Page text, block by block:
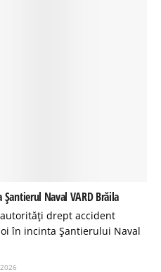
Naval VARD Brăila
drept accident
în incinta Șantierului Naval